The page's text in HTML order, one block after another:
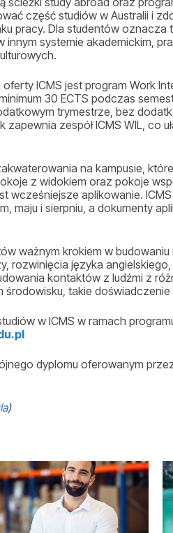
część studiów w Australii i
pracy. Dla studentów oznacza
innym systemie akademickim,
ICMS jest program Work
30 ECTS podczas
trymestrze, bez
zespół ICMS WIL, co
na kampusie,
z widokiem oraz pokoje
wcześniejsze aplikowanie.
maju i sierpniu, a dokumenty
ważnym krokiem w
rozwinięcia języka
kontaktów z ludźmi z
takie
w ICMS w ramach
dyplomu oferowanym
)